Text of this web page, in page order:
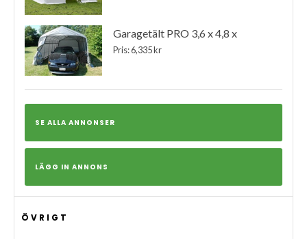
Garagetält PRO 3,6 x 4,8 x
Pris: 6,335 kr
SE ALLA ANNONSER
LÄGG IN ANNONS
ÖVRIGT